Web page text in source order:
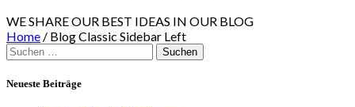
WE SHARE OUR BEST IDEAS IN OUR BLOG
Home / Blog Classic Sidebar Left
Suchen
nach:
Neueste Beiträge